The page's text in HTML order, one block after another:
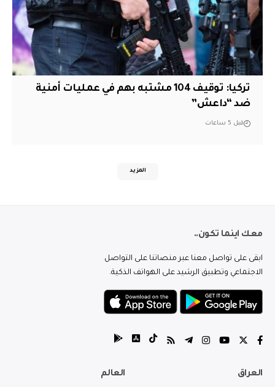
تركيا: توقيف 104 مشتبه بهم في عمليات أمنية
ضد “داعش”
قبل 5 ساعات
المزيد
معك اينما تكون..
ابقى على تواصل معنا عبر منصاتنا على التواصل
الاجتماعي وتطبيق الرشيد على الهواتف الذكية.
العراق العالم